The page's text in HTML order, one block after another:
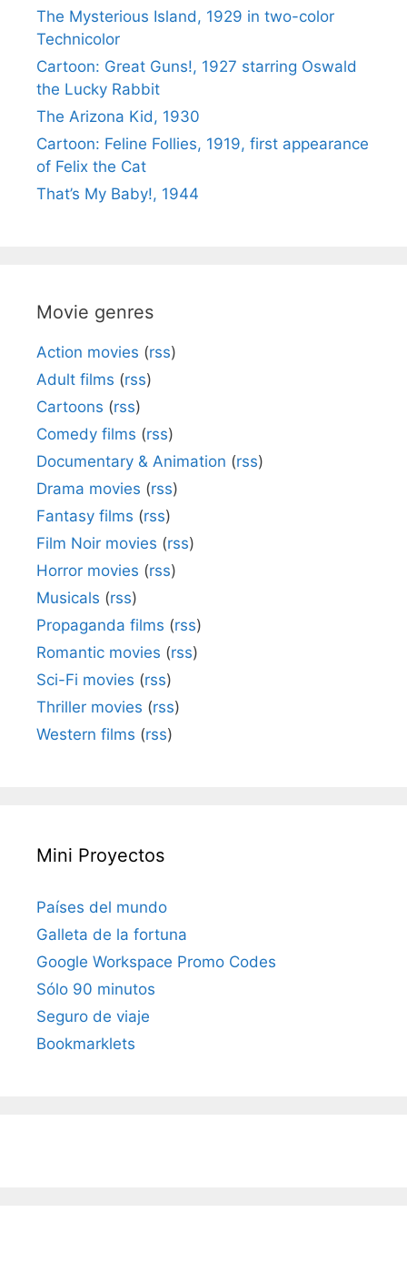
The Mysterious Island, 1929 in two-color
Technicolor
Cartoon: Great Guns!, 1927 starring Oswald
the Lucky Rabbit
The Arizona Kid, 1930
Cartoon: Feline Follies, 1919, first appearance
of Felix the Cat
That’s My Baby!, 1944
Movie genres
Action movies (rss)
Adult films (rss)
Cartoons (rss)
Comedy films (rss)
Documentary & Animation (rss)
Drama movies (rss)
Fantasy films (rss)
Film Noir movies (rss)
Horror movies (rss)
Musicals (rss)
Propaganda films (rss)
Romantic movies (rss)
Sci-Fi movies (rss)
Thriller movies (rss)
Western films (rss)
Mini Proyectos
Países del mundo
Galleta de la fortuna
Google Workspace Promo Codes
Sólo 90 minutos
Seguro de viaje
Bookmarklets